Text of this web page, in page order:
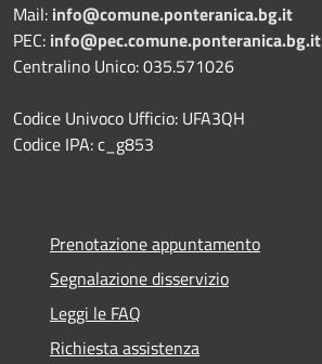
Mail: info@comune.ponteranica.bg.it
PEC: info@pec.comune.ponteranica.bg.it
Centralino Unico: 035.571026
Codice Univoco Ufficio: UFA3QH
Codice IPA: c_g853
Prenotazione appuntamento
Segnalazione disservizio
Leggi le FAQ
Richiesta assistenza